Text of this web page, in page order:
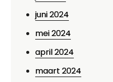
juni 2024
mei 2024
april 2024
maart 2024